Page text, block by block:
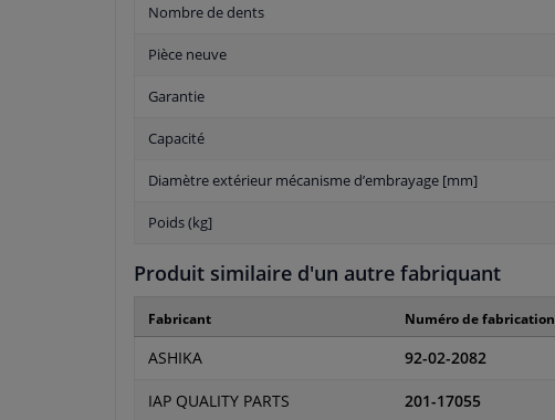
Nombre de dents
Pièce neuve
Garantie
Capacité
Diamètre extérieur mécanisme d’embrayage [mm]
Poids (kg]
Produit similaire d'un autre fabriquant
Fabricant Numéro de fabrication
ASHIKA 92-02-2082
IAP QUALITY PARTS 201-17055